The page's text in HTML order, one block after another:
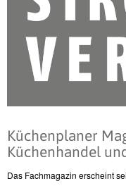
Küchenplaner
Küchenhandel
Das Fachmagazin erscheint